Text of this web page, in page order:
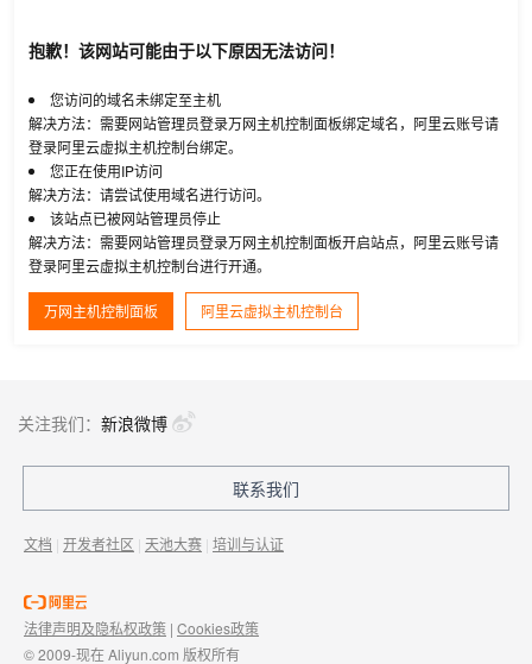
抱歉！该网站可能由于以下原因无法访问！
您访问的域名未绑定至主机
解决方法：需要网站管理员登录万网主机控制面板绑定域名，阿里云账号请
登录阿里云虚拟主机控制台绑定。
您正在使用IP访问
解决方法：请尝试使用域名进行访问。
该站点已被网站管理员停止
解决方法：需要网站管理员登录万网主机控制面板开启站点，阿里云账号请
登录阿里云虚拟主机控制台进行开通。
万网主机控制面板 阿里云虚拟主机控制台